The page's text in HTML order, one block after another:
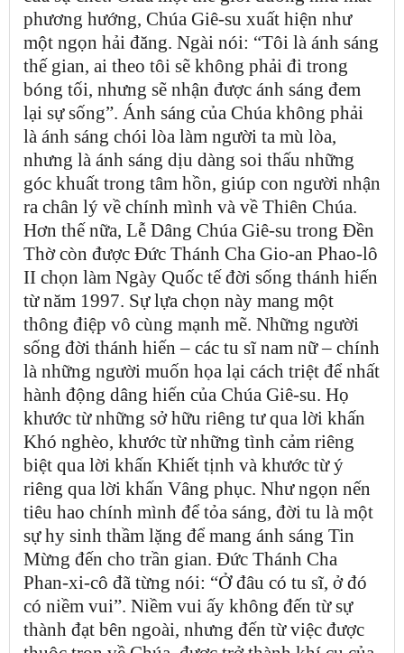
phương hướng, Chúa Giê-su xuất hiện như
một ngọn hải đăng. Ngài nói: “Tôi là ánh sáng
thế gian, ai theo tôi sẽ không phải đi trong
bóng tối, nhưng sẽ nhận được ánh sáng đem
lại sự sống”. Ánh sáng của Chúa không phải
là ánh sáng chói lòa làm người ta mù lòa,
nhưng là ánh sáng dịu dàng soi thấu những
góc khuất trong tâm hồn, giúp con người nhận
ra chân lý về chính mình và về Thiên Chúa.
Hơn thế nữa, Lễ Dâng Chúa Giê-su trong Đền
Thờ còn được Đức Thánh Cha Gio-an Phao-lô
II chọn làm Ngày Quốc tế đời sống thánh hiến
từ năm 1997. Sự lựa chọn này mang một
thông điệp vô cùng mạnh mẽ. Những người
sống đời thánh hiến – các tu sĩ nam nữ – chính
là những người muốn họa lại cách triệt để nhất
hành động dâng hiến của Chúa Giê-su. Họ
khước từ những sở hữu riêng tư qua lời khấn
Khó nghèo, khước từ những tình cảm riêng
biệt qua lời khấn Khiết tịnh và khước từ ý
riêng qua lời khấn Vâng phục. Như ngọn nến
tiêu hao chính mình để tỏa sáng, đời tu là một
sự hy sinh thầm lặng để mang ánh sáng Tin
Mừng đến cho trần gian. Đức Thánh Cha
Phan-xi-cô đã từng nói: “Ở đâu có tu sĩ, ở đó
có niềm vui”. Niềm vui ấy không đến từ sự
thành đạt bên ngoài, nhưng đến từ việc được